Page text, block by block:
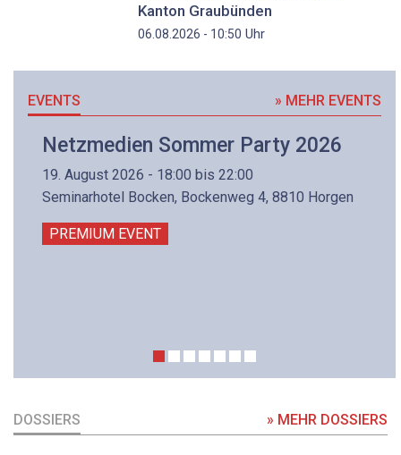
Kanton Graubünden
06.08.2026 - 10:50 Uhr
EVENTS » MEHR EVENTS
Netzmedien Sommer Party 2026
19. August 2026 - 18:00 bis 22:00
Seminarhotel Bocken, Bockenweg 4, 8810 Horgen
PREMIUM EVENT
DOSSIERS » MEHR DOSSIERS